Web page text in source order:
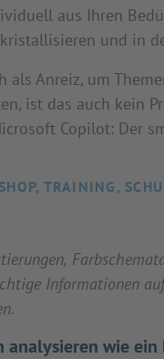
aus Ihren
und in
Anreiz, um
ist das auch kein
Copilot: Der
TRAINING,
Informationen
analysieren wie ein